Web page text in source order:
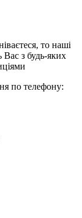
то наші
Вас з будь-яких
по телефону: